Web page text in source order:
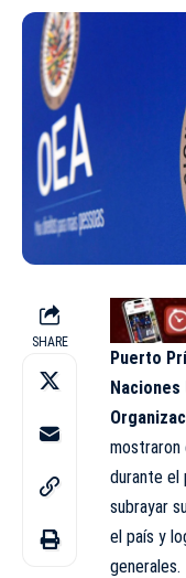
SHARE
Puerto
Naciones
mostraron
durante el
subrayar
el país y
generales.